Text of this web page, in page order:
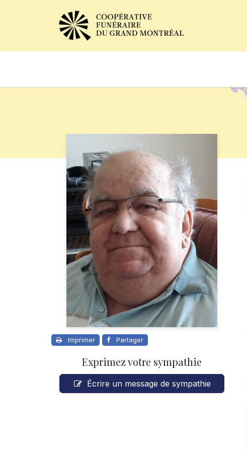
Imprimer Partager
Exprimez votre sympathie
Écrire un message de sympathie